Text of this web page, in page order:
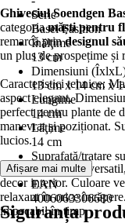
Serie
Basel Fashion
Înălţime
13 cm
Dimensiuni
13 cm x 14 cm x
Lungime
14 cm
Lăţime
14 cm
Suprafață/tratare
Placată
EAN
4006063306680
Ghiveciul Soendgen
categoriamăști pentru
remarcă prindesignul
un plus de prospețime și
Caracteristici tehnice:
aspect elegant.
perfect pentru plante de
manevrat și poziționat.
lucios.
Avantaje: Design
decor interior. Culoare
relaxant în orice
impecabil în timp.
Afișare mai multe
Siguranța